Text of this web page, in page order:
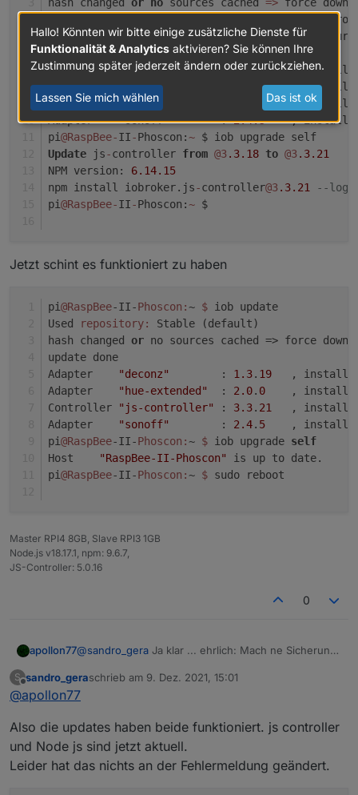
failed to download new sources, use cached
update done
Adapter    "deconz"        : 1.3.19
,
Adapter    "hue-extended"  :
.0
,
Controller "js-controller" :
.21
,
Adapter    "sonoff"        : 2.4.5
,
pi@RaspBee-II-Phoscon:~ $ iob upgrade self
Update js-controller from @3 .3.18 to @3 .3.21
NPM version: 6.14.15
npm install iobroker.js-controller@3 .3.21
--
pi@RaspBee-II-Phoscon:~ $
Jetzt schint es funktioniert zu haben
pi@RaspBee-II-Phoscon:~ $
iob update
Used
repository:
Stable (default)
hash changed or no sources cached => force
update done
Adapter
"deconz"
        :
1.3. 19
,
Adapter
"hue-extended"
  :
2.0. 0
,
Controller
"js-controller" : 3.3. 21
,
Adapter
"sonoff"
        :
2.4. 5
,
pi@RaspBee-II-Phoscon:~ $ iob upgrade self
Host
"RaspBee-II-Phoscon"
is up to date.
pi@RaspBee-II-Phoscon:~ $ sudo reboot
Master RPI4 8GB, Slave RPI3 1GB
Node.js v18.17.1, npm: 9.6.7,
JS-Controller: 5.0.16
0
apollon77@sandro_gera Ja klar ... ehrlich: Mach ne Sicherung
controller aktualisieren. Das ist quasi so gut wie ein
backup :-)
Wobei ich ehrlich eher bei Node.js aktualisieren bin.
Es gab einen anderen Fall der Auch ein memotry
nur mit Nodejs 12 auftrat. Grund: unbekannt.
S
Offline
sandro_geraschrieb am 9. Dez. 2021, 15:01
zuletzt editiert von
@apollon77
Also die updates haben beide funktioniert. js controller
und Node js sind jetzt aktuell.
Leider hat das nichts an der Fehlermeldung geändert.
Hallo! Könnten wir bitte einige zusätzliche Dienste für
Funktionalität & Analytics aktivieren? Sie können Ihre
Zustimmung später jederzeit ändern oder zurückziehen.
Lassen Sie mich wählen Das ist ok